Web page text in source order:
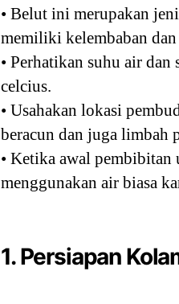
• Belut ini merupakan
memiliki kelembaban
• Perhatikan suhu air
celcius.
• Usahakan lokasi
beracun dan juga limbah
• Ketika awal pembibitan
menggunakan air biasa
1. Persiapan